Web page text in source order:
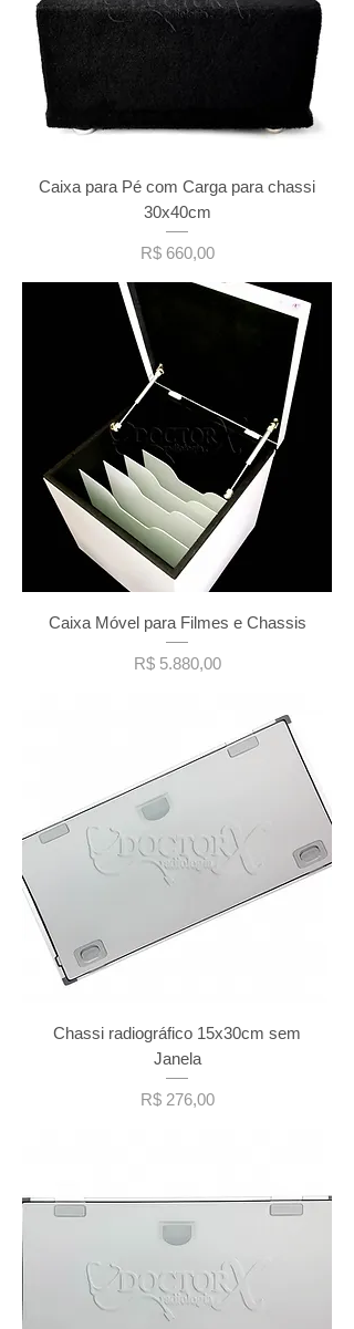
Caixa para Pé com Carga para chassi
30x40cm
Preço
R$ 660,00
Caixa Móvel para Filmes e Chassis
Preço
R$ 5.880,00
Chassi radiográfico 15x30cm sem
Janela
Preço
R$ 276,00